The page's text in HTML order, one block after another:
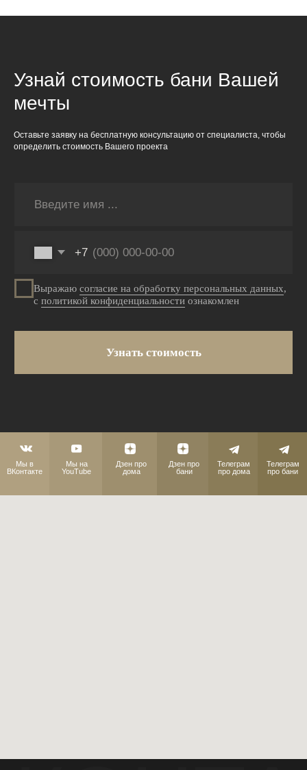
Узнай стоимость бани Вашей
мечты
Оставьте заявку на бесплатную консультацию от специалиста, чтобы
определить стоимость Вашего проекта